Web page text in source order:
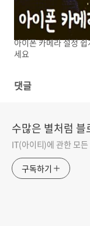
아이폰 카메라 설정
세요
댓글
수많은 별처럼 블
IT(아이티)에 관한 모
구독하기